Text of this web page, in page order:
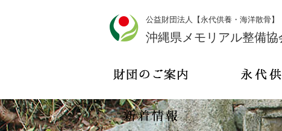
公益財団法人【永代供養・海洋散骨】
沖縄県メモリアル整備協